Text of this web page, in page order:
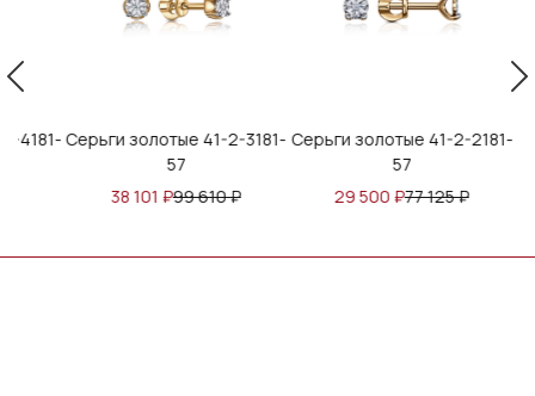
Серьги золотые 41-2-3181-
38 101₽99 610₽
Серьги золотые 41-2-2181-
29 500₽77 125₽